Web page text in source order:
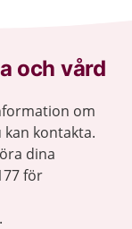
och vård
om
kontakta.
dina
för